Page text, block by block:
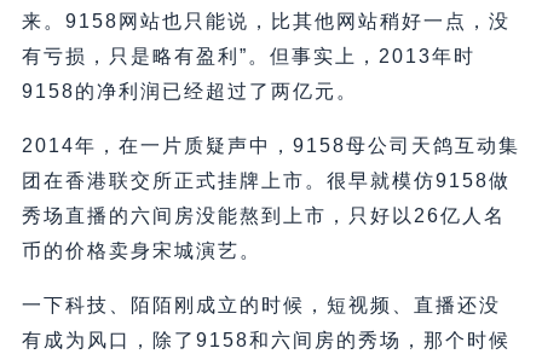
来。9158网站也只能说，比其他网站稍好一点，没
有亏损，只是略有盈利”。但事实上，2013年时
9158的净利润已经超过了两亿元。
2014年，在一片质疑声中，9158母公司天鸽互动集
团在香港联交所正式挂牌上市。很早就模仿9158做
秀场直播的六间房没能熬到上市，只好以26亿人名
币的价格卖身宋城演艺。
一下科技、陌陌刚成立的时候，短视频、直播还没
有成为风口，除了9158和六间房的秀场，那个时候